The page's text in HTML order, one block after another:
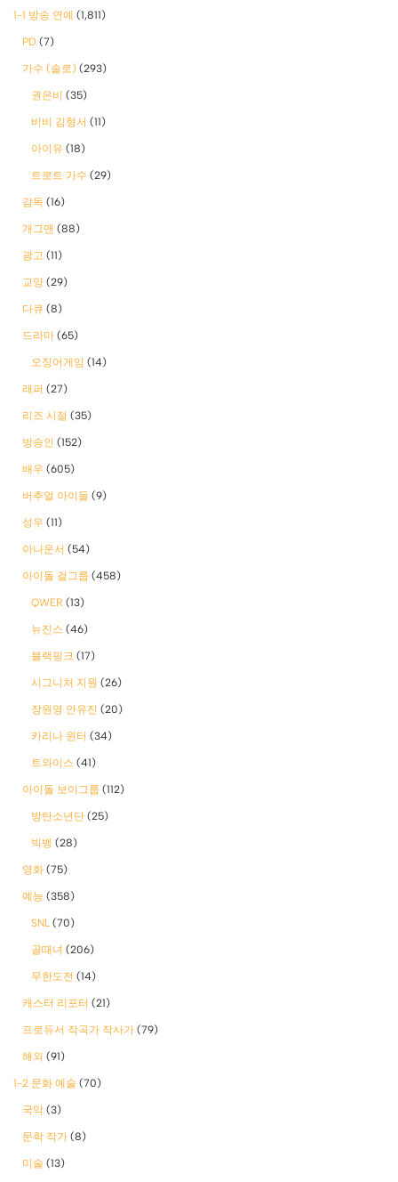
1-1 방송 연예 (1,811)
PD (7)
가수 (솔로) (293)
권은비 (35)
비비 김형서 (11)
아이유 (18)
트로트 가수 (29)
감독 (16)
개그맨 (88)
광고 (11)
교양 (29)
다큐 (8)
드라마 (65)
오징어게임 (14)
래퍼 (27)
리즈 시절 (35)
방송인 (152)
배우 (605)
버추얼 아이돌 (9)
성우 (11)
아나운서 (54)
아이돌 걸그룹 (458)
QWER (13)
뉴진스 (46)
블랙핑크 (17)
시그니처 지원 (26)
장원영 안유진 (20)
카리나 윈터 (34)
트와이스 (41)
아이돌 보이그룹 (112)
방탄소년단 (25)
빅뱅 (28)
영화 (75)
예능 (358)
SNL (70)
골때녀 (206)
무한도전 (14)
캐스터 리포터 (21)
프로듀서 작곡가 작사가 (79)
해외 (91)
1-2 문화 예술 (70)
국악 (3)
문학 작가 (8)
미술 (13)